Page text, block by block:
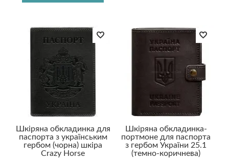
Шкіряна обкладинка для
паспорта з українським
гербом (чорна) шкіра
Crazy Horse
Шкіряна обкладинка-
портмоне для паспорта
з гербом України 25.1
(темно-коричнева)